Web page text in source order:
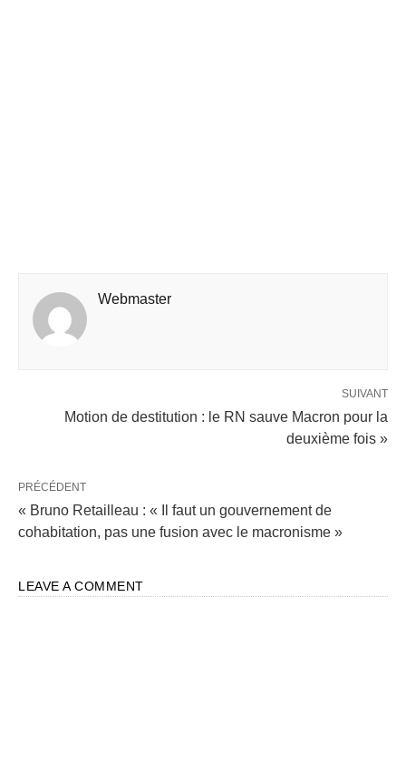
Webmaster
SUIVANT
Motion de destitution : le RN sauve Macron pour la
deuxième fois »
PRÉCÉDENT
« Bruno Retailleau : « Il faut un gouvernement de
cohabitation, pas une fusion avec le macronisme »
LEAVE A COMMENT